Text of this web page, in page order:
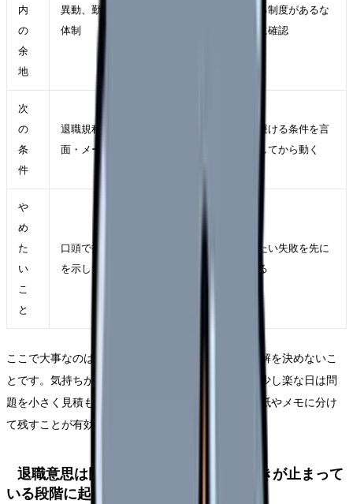
内
の
余
地
異動、勤務調整、相談窓口、教育
体制
使える制度があるな
ら先に確認
次
の
条
件
退職規程、提出先、人事部門、書
面・メールの記録
次で避ける条件を言
語化してから動く
や
め
た
い
こ
と
口頭で押し問答を続け、退職意思
を示した記録が残らないこと
避けたい失敗を先に
決める
ここで大事なのは、辞めたい気持ちの強さだけで正解を決めないこ
とです。気持ちが強い日は判断が急ぎやすく、逆に少し楽な日は問
題を小さく見積もりやすくなります。だからこそ、紙やメモに分け
て残すことが有効です。
退職意思は固いが、職場の対応で手続きが止まって
いる段階に起きやすいこと